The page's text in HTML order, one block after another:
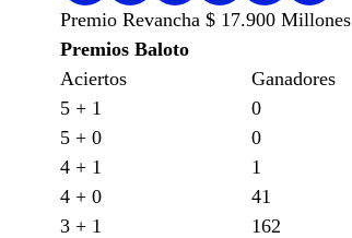
Premio Revancha $ 17.900 Millones
Premios Baloto
Aciertos
Ganadores
5 + 1
0
5 + 0
0
4 + 1
1
4 + 0
41
3 + 1
162